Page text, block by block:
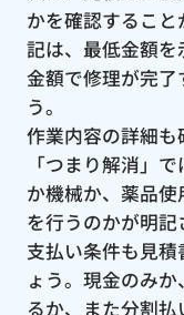
かを確認するこ
記は、最低金額
金額で修理が完
う。
作業内容の詳細
「つまり解消」
か機械か、薬品
を行うのかが明記
支払い条件も見
ょう。現金のみ
るか、また分割